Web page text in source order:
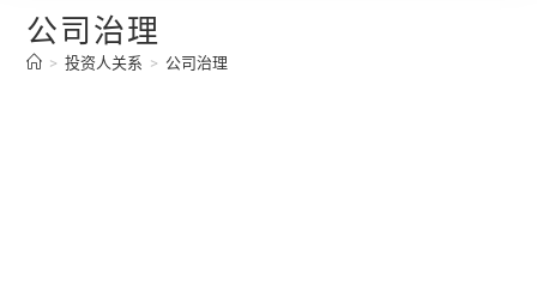
公司治理
> 投资人关系 > 公司治理